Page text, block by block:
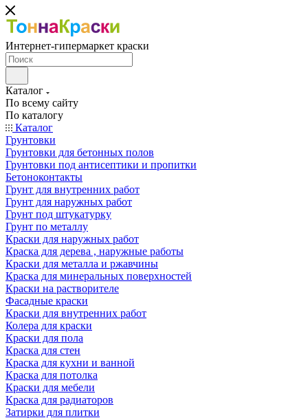
Интернет-гипермаркет краски
Каталог
По всему сайту
По каталогу
Каталог
Грунтовки
Грунтовки для бетонных полов
Грунтовки под антисептики и пропитки
Бетоноконтакты
Грунт для внутренних работ
Грунт для наружных работ
Грунт под штукатурку
Грунт по металлу
Краски для наружных работ
Краска для дерева , наружные работы
Краски для металла и ржавчины
Краска для минеральных поверхностей
Краски на растворителе
Фасадные краски
Краски для внутренних работ
Колера для краски
Краски для пола
Краска для стен
Краска для кухни и ванной
Краска для потолка
Краски для мебели
Краска для радиаторов
Затирки для плитки